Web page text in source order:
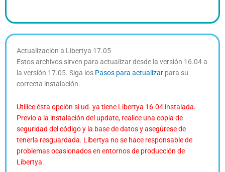
Actualización a Libertya 17.05
Estos archivos sirven para actualizar desde la versión 16.04 a
la versión 17.05. Siga los Pasos para actualizar para su
correcta instalación.
Utilice ésta opción si ud. ya tiene Libertya 16.04 instalada.
Previo a la instalación del update, realice una copia de
seguridad del código y la base de datos y asegúrese de
tenerla resguardada. Libertya no se hace responsable de
problemas ocasionados en entornos de producción de
Libertya.